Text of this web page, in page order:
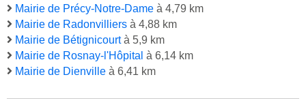
Mairie de Précy-Notre-Dame à 4,79 km
Mairie de Radonvilliers à 4,88 km
Mairie de Bétignicourtà 5,9 km
Mairie de Rosnay-l'Hôpital à 6,14 km
Mairie de Dienville à 6,41 km